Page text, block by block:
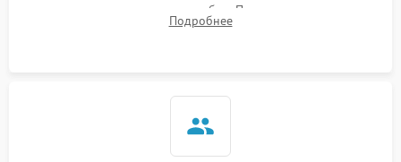
подсветки и индикаторов ошибок. Подключение тестовых
источников сигнала для выявления симптомов поломки.
Подробнее